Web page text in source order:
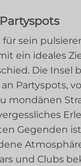
sein
ein ideales
Die Insel
Partyspots,
mondänen
Gegenden
und Clubs